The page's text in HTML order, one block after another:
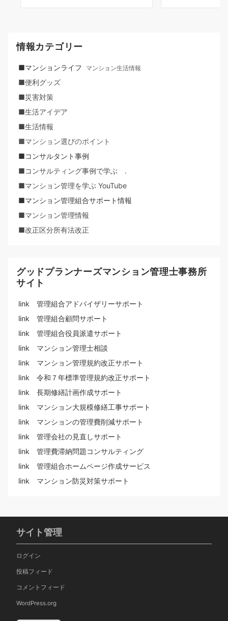
情報カテゴリー
■マンションライフ マンション生活情報
■便利グッズ
■災害対策
■生活アイデア
■生活情報
■マンション選びのポイント
■コンサルタント事例
■コンサルティング事例で学ぶ .
■マンション管理を学ぶ YouTube
■マンション管理組合サポート情報
■マンション管理情報
■改正区分所有法改正
グッドプランナーズマンション管理士事務所
サイト
link 管理組合アドバイザリーサポート
link 管理組合顧問サポート
link 管理組合役員派遣サポート
link マンション管理士相談
link マンション管理規約改正サポート
link 令和７年標準管理規約改正サポート
link 長期修繕計画作成サポート
link マンション大規模修繕工事サポート
link マンションの管理費削減サポート
link 管理会社の見直しサポート
link 管理費滞納問題コンサルティング
link 管理組合ホームページ作成サービス
link マンション防災対策サポート
サイト管理
ログイン
投稿フィード
コメントフィード
WordPress.org